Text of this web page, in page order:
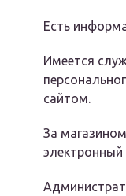
Есть
Имеется
сайтом.
За
электронный